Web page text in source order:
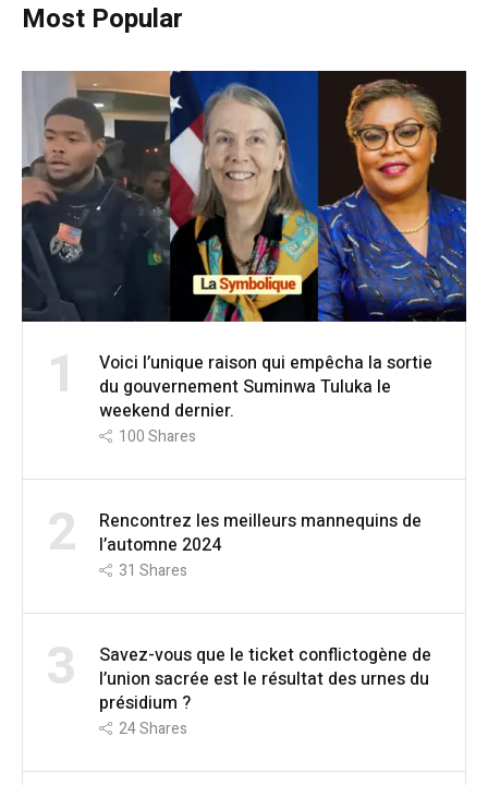
Most Popular
1
Voici l’unique raison qui empêcha la sortie
du gouvernement Suminwa Tuluka le
weekend dernier.
100Shares
2
Rencontrez les meilleurs mannequins de
l’automne 2024
31 Shares
3
Savez-vous que le ticket conflictogène de
l’union sacrée est le résultat des urnes du
présidium ?
24Shares